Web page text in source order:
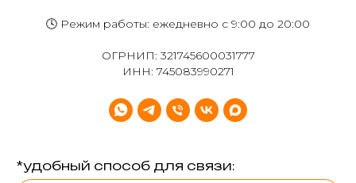
🕓 Режим работы: ежедневно с 9:00 до 20:00
ОГРНИП: 321745600031777
ИНН: 745083990271
*удобный способ для связи: